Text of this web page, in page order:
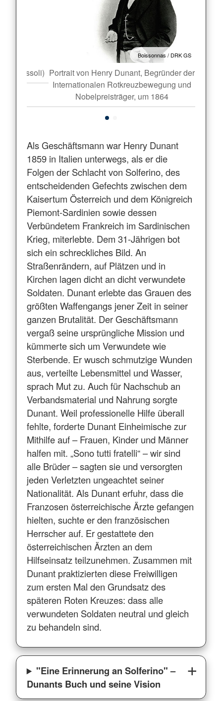
Bossoli)
Boissonnas / DRK GS
Portrait von Henry Dunant, Begründer der
Internationalen Rotkreuzbewegung und
Nobelpreisträger, um 1864
Als Geschäftsmann war Henry Dunant
1859 in Italien unterwegs, als er die
Folgen der Schlacht von Solferino, des
entscheidenden Gefechts zwischen dem
Kaisertum Österreich und dem Königreich
Piemont-Sardinien sowie dessen
Verbündetem Frankreich im Sardinischen
Krieg, miterlebte. Dem 31-Jährigen bot
sich ein schreckliches Bild. An
Straßenrändern, auf Plätzen und in
Kirchen lagen dicht an dicht verwundete
Soldaten. Dunant erlebte das Grauen des
größten Waffengangs jener Zeit in seiner
ganzen Brutalität. Der Geschäftsmann
vergaß seine ursprüngliche Mission und
kümmerte sich um Verwundete wie
Sterbende. Er wusch schmutzige Wunden
aus, verteilte Lebensmittel und Wasser,
sprach Mut zu. Auch für Nachschub an
Verbandsmaterial und Nahrung sorgte
Dunant. Weil professionelle Hilfe überall
fehlte, forderte Dunant Einheimische zur
Mithilfe auf – Frauen, Kinder und Männer
halfen mit. „Sono tutti fratelli“ – wir sind
alle Brüder – sagten sie und versorgten
jeden Verletzten ungeachtet seiner
Nationalität. Als Dunant erfuhr, dass die
Franzosen österreichische Ärzte gefangen
hielten, suchte er den französischen
Herrscher auf. Er gestattete den
österreichischen Ärzten an dem
Hilfseinsatz teilzunehmen. Zusammen mit
Dunant praktizierten diese Freiwilligen
zum ersten Mal den Grundsatz des
späteren Roten Kreuzes: dass alle
verwundeten Soldaten neutral und gleich
zu behandeln sind.
"Eine Erinnerung an Solferino" –
Dunants Buch und seine Vision